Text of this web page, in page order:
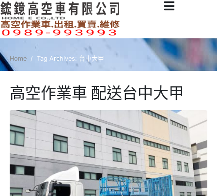
Home Tag Archives: 台中大甲
高空作業車 配送台中大甲